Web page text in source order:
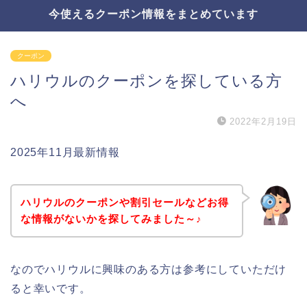
今使えるクーポン情報をまとめています
クーポン
ハリウルのクーポンを探している方
へ
2022年2月19日
2025年11月最新情報
ハリウルのクーポンや割引セールなどお得
な情報がないかを探してみました～♪
なのでハリウルに興味のある方は参考にしていただけ
ると幸いです。